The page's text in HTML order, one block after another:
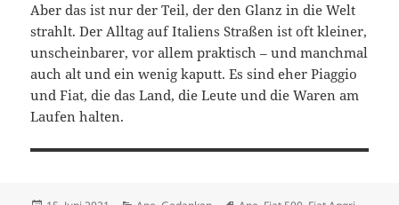
Aber das ist nur der Teil, der den Glanz in die Welt
strahlt. Der Alltag auf Italiens Straßen ist oft kleiner,
unscheinbarer, vor allem praktisch – und manchmal
auch alt und ein wenig kaputt. Es sind eher Piaggio
und Fiat, die das Land, die Leute und die Waren am
Laufen halten.